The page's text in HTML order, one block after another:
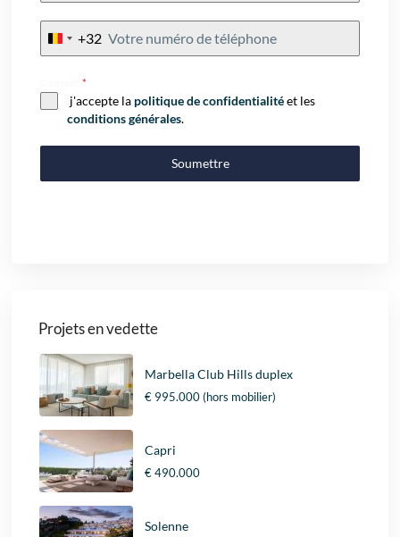
Belgium
+32
Consent*
j'accepte la politique de confidentialitéet les
conditions générales.
Soumettre
Projets en vedette
Marbella Club Hills duplex
€ 995.000(hors mobilier)
Capri
€ 490.000
Solenne